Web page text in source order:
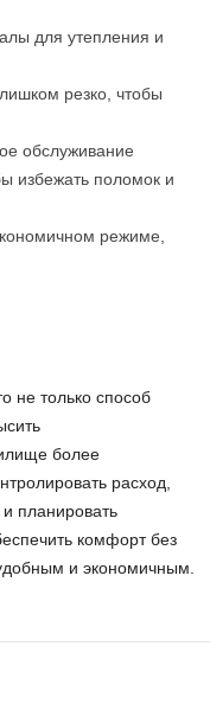
для утепления и
резко, чтобы
обслуживание
избежать поломок и
режиме,
не только способ
более
расход,
планировать
комфорт без
и экономичным.